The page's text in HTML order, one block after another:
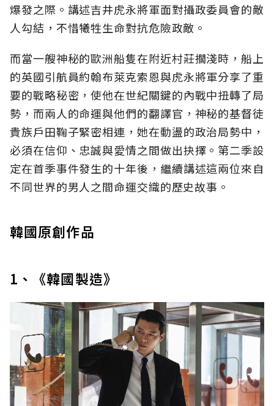
爆發之際。講述吉井虎永將軍面對攝政委員會的敵
人勾結，不惜犧牲生命對抗危險政敵。
而當一艘神秘的歐洲船隻在附近村莊擱淺時，船上
的英國引航員約翰布萊克索恩與虎永將軍分享了重
要的戰略秘密，使他在世紀關鍵的內戰中扭轉了局
勢，而兩人的命運與他們的翻譯官，神秘的基督徒
貴族戶田鞠子緊密相連，她在動盪的政治局勢中，
必須在信仰、忠誠與愛情之間做出抉擇。第二季設
定在首季事件發生的十年後，繼續講述這兩位來自
不同世界的男人之間命運交織的歷史故事。
韓國原創作品
1、《韓國製造》